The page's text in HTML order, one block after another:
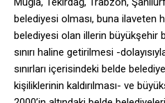
belediyesi olması, buna ilaveten
belediyesi olan illerin büyükşehir
sınırı haline getirilmesi -
sınırları içerisindeki belde
kişiliklerinin kaldırılması- ve